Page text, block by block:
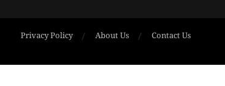
Privacy Policy About Us Contact Us